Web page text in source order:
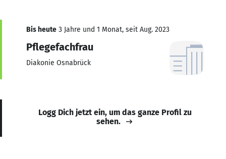
Bis heute 3 Jahre und 1 Monat, seit Aug. 2023
Pflegefachfrau
Diakonie Osnabrück
Logg Dich jetzt ein, um das ganze Profil zu
sehen.